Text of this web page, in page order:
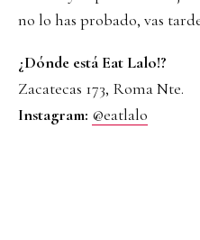
no lo has probado, vas
¿Dónde está Eat Lalo!?
Zacatecas 173, Roma Nte.
Instagram: @eatlalo